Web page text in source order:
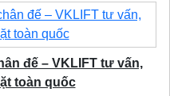
đế – VKLIFT tư vấn,
toàn quốc